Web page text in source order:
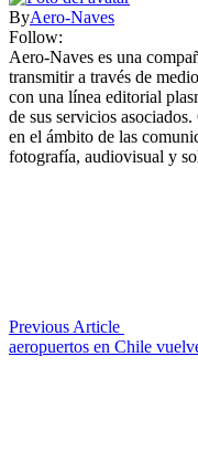
ByAero-Naves
Follow:
Aero-Naves es una
transmitir a través de
con una línea editorial
de sus servicios
en el ámbito de las
fotografía, audiovisual y
Previous Article
aeropuertos en Chile